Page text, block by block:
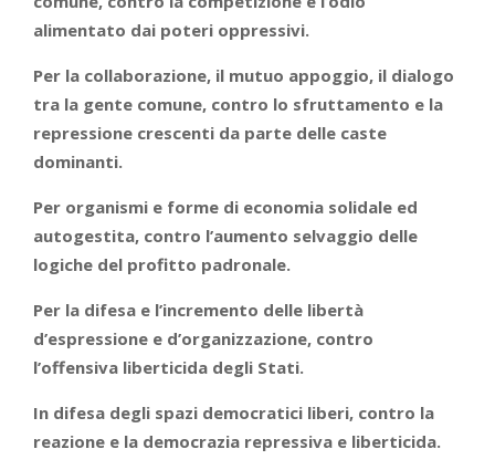
alimentato dai poteri oppressivi.
Per la collaborazione, il mutuo appoggio, il dialogo
tra la gente comune, contro lo sfruttamento e la
repressione crescenti da parte delle caste
dominanti.
Per organismi e forme di economia solidale ed
autogestita, contro l’aumento selvaggio delle
logiche del profitto padronale.
Per la difesa e l’incremento delle libertà
d’espressione e d’organizzazione, contro
l’offensiva liberticida degli Stati.
In difesa degli spazi democratici liberi, contro la
reazione e la democrazia repressiva e liberticida.